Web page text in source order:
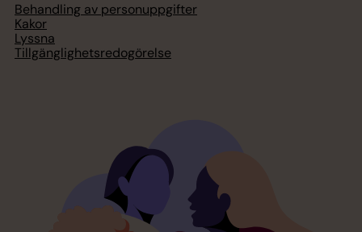
Behandling av personuppgifter
Kakor
Lyssna
Tillgänglighetsredogörelse